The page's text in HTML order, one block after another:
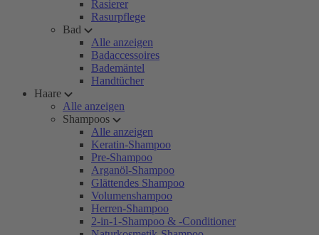
Rasierer
Rasurpflege
Bad
Alle anzeigen
Badaccessoires
Bademäntel
Handtücher
Haare
Alle anzeigen
Shampoos
Alle anzeigen
Keratin-Shampoo
Pre-Shampoo
Arganöl-Shampoo
Glättendes Shampoo
Volumenshampoo
Herren-Shampoo
2-in-1-Shampoo & -Conditioner